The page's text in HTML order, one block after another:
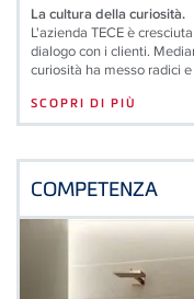
La cultura della curiosità.
L'azienda TECE è
dialogo con i clienti.
curiosità ha messo radici
SCOPRI DI PIÙ
COMPETENZA